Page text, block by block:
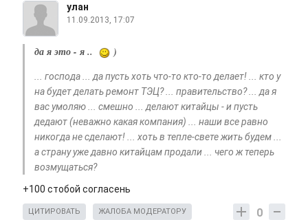
улан
11.09.2013, 17:07
да я это - я .. )
... господа ... да пусть хоть что-то кто-то делает! ... кто у
на будет делать ремонт ТЭЦ? ... правительство? ... да я
вас умоляю ... смешно ... делают китайцы - и пусть
дедают (неважно какая компания) ... наши все равно
никогда не сделают! ... хоть в тепле-свете жить будем ...
а страну уже давно китайцам продали ... чего ж теперь
возмущаться?
+100 стобой согласень
0
ЦИТИРОВАТЬ ЖАЛОБА МОДЕРАТОРУ